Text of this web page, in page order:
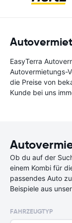
EasyTerra
Autovermietungs-
die Preise von
Kunde bei uns
Ob du auf der
einem Kombi für
passendes Auto
Beispiele aus
FAHRZEUGTYP